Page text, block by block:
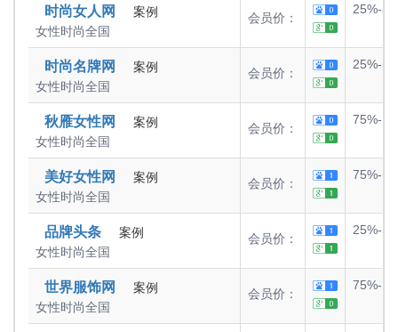
时尚女人网
案例
女性时尚全国
会员价：
25%-
时尚名牌网
案例
女性时尚全国
会员价：
25%-
秋雁女性网
案例
女性时尚全国
会员价：
75%-
美好女性网
案例
女性时尚全国
会员价：
75%-
品牌头条
案例
女性时尚全国
会员价：
25%-
世界服饰网
案例
女性时尚全国
会员价：
75%-